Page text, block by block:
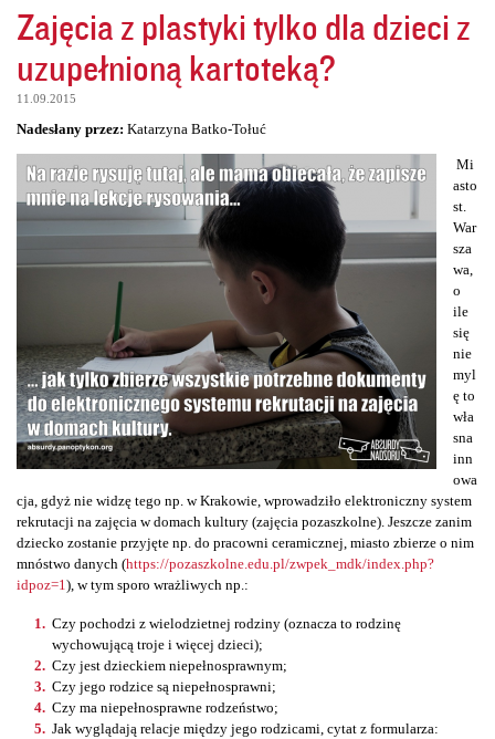
Zajęcia z plastyki tylko dla dzieci z
uzupełnioną kartoteką?
11.09.2015
Nadesłany przez: Katarzyna Batko-Tołuć
Mi
asto
st.
War
sza
wa,
o
ile
się
nie
myl
ę to
wła
sna
inn
owa
cja, gdyż nie widzę tego np. w Krakowie, wprowadziło elektroniczny system
rekrutacji na zajęcia w domach kultury (zajęcia pozaszkolne). Jeszcze zanim
dziecko zostanie przyjęte np. do pracowni ceramicznej, miasto zbierze o nim
mnóstwo danych (https://pozaszkolne.edu.pl/zwpek_mdk/index.php?
idpoz=1), w tym sporo wrażliwych np.:
Czy pochodzi z wielodzietnej rodziny (oznacza to rodzinę
wychowującą troje i więcej dzieci);
Czy jest dzieckiem niepełnosprawnym;
Czy jego rodzice są niepełnosprawni;
Czy ma niepełnosprawne rodzeństwo;
Jak wyglądają relacje między jego rodzicami, cytat z formularza: